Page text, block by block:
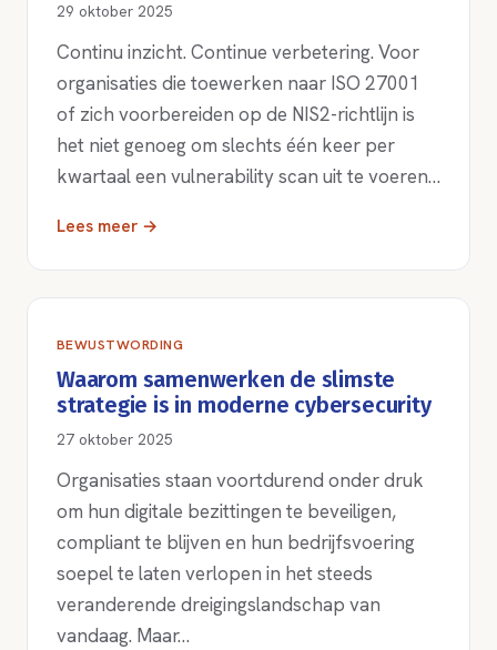
29 oktober 2025
Continu inzicht. Continue verbetering. Voor
organisaties die toewerken naar ISO 27001
of zich voorbereiden op de NIS2-richtlijn is
het niet genoeg om slechts één keer per
kwartaal een vulnerability scan uit te voeren…
Lees meer →
BEWUSTWORDING
Waarom samenwerken de slimste
strategie is in moderne cybersecurity
27 oktober 2025
Organisaties staan voortdurend onder druk
om hun digitale bezittingen te beveiligen,
compliant te blijven en hun bedrijfsvoering
soepel te laten verlopen in het steeds
veranderende dreigingslandschap van
vandaag. Maar…